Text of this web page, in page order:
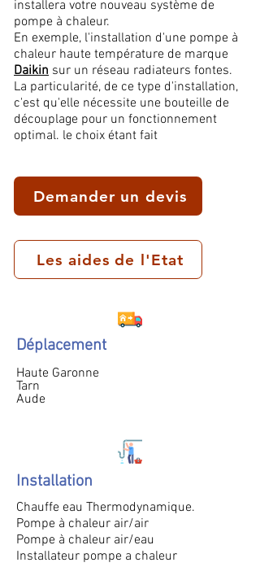
installera votre nouveau système de
pompe à chaleur.
En exemple, l'installation d'une pompe à
chaleur haute température de marque
Daikin sur un réseau radiateurs fontes.
La particularité, de ce type d'installation,
c'est qu'elle nécessite une bouteille de
découplage pour un fonctionnement
optimal. le choix étant fait
Demander un devis
Les aides de l'Etat
Déplacement
Haute Garonne
Tarn
Aude
Installation
Chauffe eau Thermodynamique.
Pompe à chaleur air/air
Pompe à chaleur air/eau
Installateur pompe a chaleur